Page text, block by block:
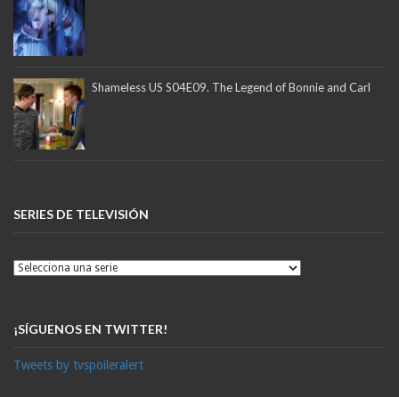
Shameless US S04E09. The Legend of Bonnie and Carl
SERIES DE TELEVISIÓN
¡SÍGUENOS EN TWITTER!
Tweets by tvspoileralert